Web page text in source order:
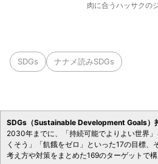
肉に合うハッサクの
SDGs ナナメ読みSDGs
SDGs（Sustainable Development Goals）
2030年までに、「持続可能でよりよい世界
くそう」「飢餓をゼロ」といった17の目標、
考え方や対策をまとめた169のターゲットで構